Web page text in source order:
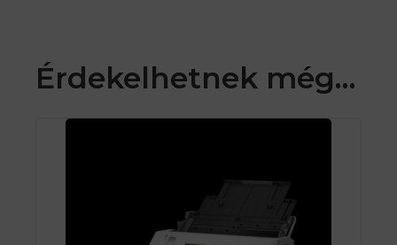
Érdekelhetnek még…